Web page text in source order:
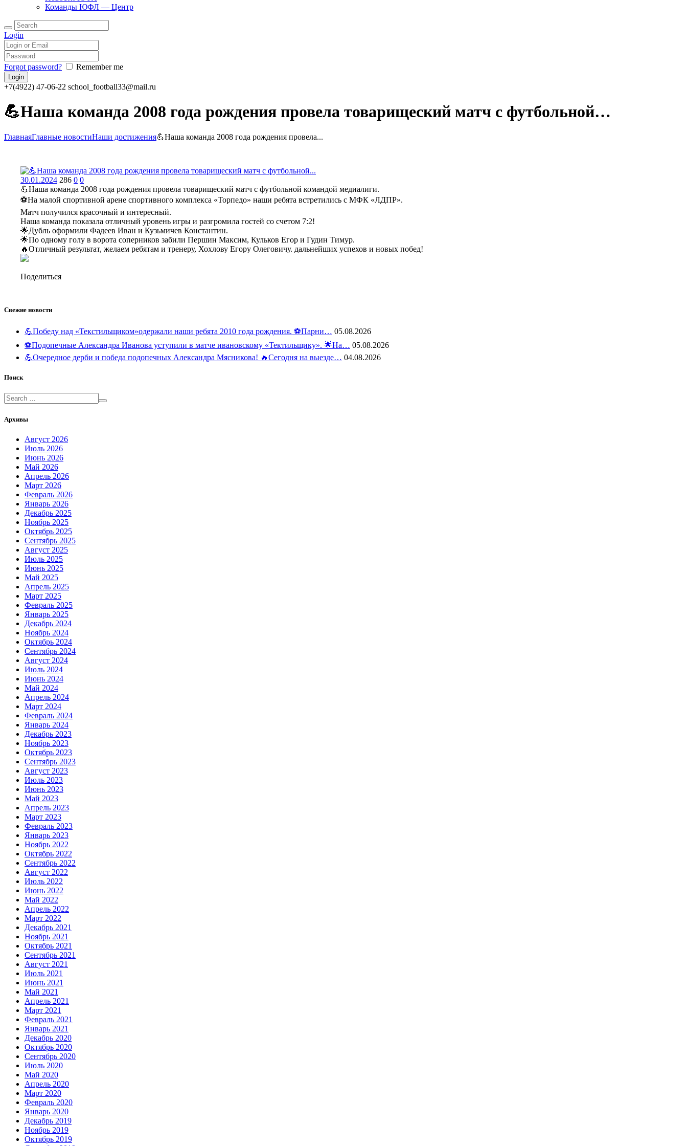
Команды ЮФЛ — Центр
Login
Forgot password? Remember me
+7(4922) 47-06-22 school_football33@mail.ru
💪Наша команда 2008 года рождения провела товарищеский матч с футбольной…
ГлавнаяГлавные новостиНаши достижения💪Наша команда 2008 года рождения провела...
30.01.2024 286 0 0
💪Наша команда 2008 года рождения провела товарищеский матч с футбольной командой медиалиги.
⚽️На малой спортивной арене спортивного комплекса «Торпедо» наши ребята встретились с МФК «ЛДПР».
Матч получился красочный и интересный.
Наша команда показала отличный уровень игры и разгромила гостей со счетом 7:2!
🌟Дубль оформили Фадеев Иван и Кузьмичев Константин.
🌟По одному голу в ворота соперников забили Першин Максим, Кульков Егор и Гудин Тимур.
🔥Отличный результат, желаем ребятам и тренеру, Хохлову Егору Олеговичу. дальнейших успехов и новых побед!
Поделиться
Свежие новости
💪Победу над «Текстильщиком»одержали наши ребята 2010 года рождения. ⚽️Парни… 05.08.2026
⚽️Подопечные Александра Иванова уступили в матче ивановскому «Тектильщику». 🌟На… 05.08.2026
💪Очередное дерби и победа подопечных Александра Мясникова! 🔥Сегодня на выезде… 04.08.2026
Поиск
Архивы
Август 2026
Июль 2026
Июнь 2026
Май 2026
Апрель 2026
Март 2026
Февраль 2026
Январь 2026
Декабрь 2025
Ноябрь 2025
Октябрь 2025
Сентябрь 2025
Август 2025
Июль 2025
Июнь 2025
Май 2025
Апрель 2025
Март 2025
Февраль 2025
Январь 2025
Декабрь 2024
Ноябрь 2024
Октябрь 2024
Сентябрь 2024
Август 2024
Июль 2024
Июнь 2024
Май 2024
Апрель 2024
Март 2024
Февраль 2024
Январь 2024
Декабрь 2023
Ноябрь 2023
Октябрь 2023
Сентябрь 2023
Август 2023
Июль 2023
Июнь 2023
Май 2023
Апрель 2023
Март 2023
Февраль 2023
Январь 2023
Ноябрь 2022
Октябрь 2022
Сентябрь 2022
Август 2022
Июль 2022
Июнь 2022
Май 2022
Апрель 2022
Март 2022
Декабрь 2021
Ноябрь 2021
Октябрь 2021
Сентябрь 2021
Август 2021
Июль 2021
Июнь 2021
Май 2021
Апрель 2021
Март 2021
Февраль 2021
Январь 2021
Декабрь 2020
Октябрь 2020
Сентябрь 2020
Июль 2020
Май 2020
Апрель 2020
Март 2020
Февраль 2020
Январь 2020
Декабрь 2019
Ноябрь 2019
Октябрь 2019